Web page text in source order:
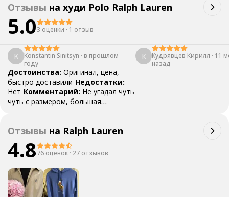
Отзывы на худи Polo Ralph Lauren
5.03 оценки · 1 отзыв
K Konstantin Sinitsyn · в прошлом
году
Достоинства: Оригинал, цена,
быстро доставили Недостатки:
Нет Комментарий: Не угадал чуть
чуть с размером, большая
К Кудрявцев Кирилл · 11
назад
Отзывы на Ralph Lauren
4.876 оценок · 27 отзывов